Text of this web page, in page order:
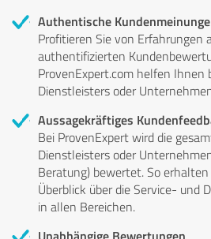
Authentische
Profitieren Sie von Erfahrungen
authentifizierten
ProvenExpert.com helfen Ihnen
Dienstleisters oder
Aussagekräftiges
Bei ProvenExpert wird die
Dienstleisters oder
Beratung) bewertet. So
Überblick über die Service- und
in allen Bereichen.
Unabhängige Bewertungen